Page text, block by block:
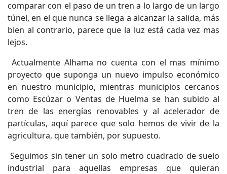
comparar con el paso de un tren a lo largo de un largo
túnel, en el que nunca se llega a alcanzar la salida, más
bien al contrario, parece que la luz está cada vez mas
lejos.
Actualmente Alhama no cuenta con el mas mínimo
proyecto que suponga un nuevo impulso económico
en nuestro municipio, mientras municipios cercanos
como Escúzar o Ventas de Huelma se han subido al
tren de las energías renovables y al acelerador de
partículas, aquí parece que solo hemos de vivir de la
agricultura, que también, por supuesto.
Seguimos sin tener un solo metro cuadrado de suelo
industrial para aquellas empresas que quieran